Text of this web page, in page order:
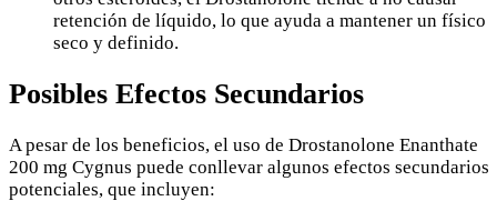
retención de líquido, lo que ayuda a mantener un físico
seco y definido.
Posibles Efectos Secundarios
A pesar de los beneficios, el uso de Drostanolone Enanthate
200 mg Cygnus puede conllevar algunos efectos secundarios
potenciales, que incluyen: